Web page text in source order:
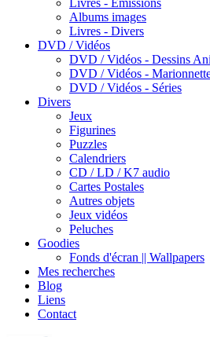
Livres - Emissions
Albums images
Livres - Divers
DVD / Vidéos
DVD / Vidéos - Dessins
DVD / Vidéos -
DVD / Vidéos - Séries
Divers
Jeux
Figurines
Puzzles
Calendriers
CD / LD / K7 audio
Cartes Postales
Autres objets
Jeux vidéos
Peluches
Goodies
Fonds d'écran || Wallpapers
Mes recherches
Blog
Liens
Contact